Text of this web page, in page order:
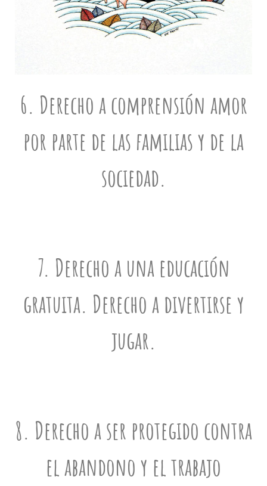
6. Derecho a comprensión amor
por parte de las familias y de la
sociedad.
7. Derecho a una educación
gratuita. Derecho a divertirse y
jugar.
8. Derecho a ser protegido contra
el abandono y el trabajo